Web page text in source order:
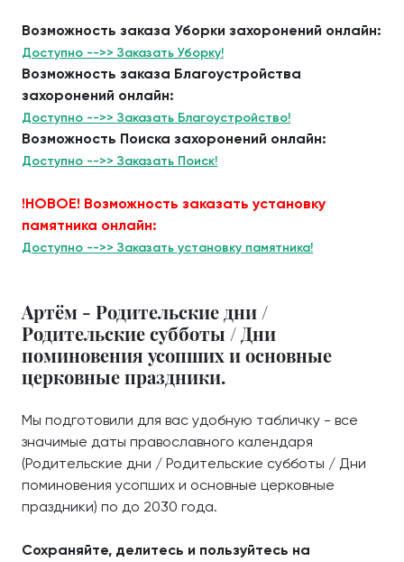
Возможность заказа Уборки захоронений онлайн:
Доступно -->> Заказать Уборку!
Возможность заказа Благоустройства
захоронений онлайн:
Доступно -->> Заказать Благоустройство!
Возможность Поиска захоронений онлайн:
Доступно -->> Заказать Поиск!
!НОВОЕ! Возможность заказать установку
памятника онлайн:
Доступно -->> Заказать установку памятника!
Артём - Родительские дни /
Родительские субботы / Дни
поминовения усопших и основные
церковные праздники.
Мы подготовили для вас удобную табличку - все
значимые даты православного календаря
(Родительские дни / Родительские субботы / Дни
поминовения усопших и основные церковные
праздники) по до 2030 года.
Сохраняйте, делитесь и пользуйтесь на